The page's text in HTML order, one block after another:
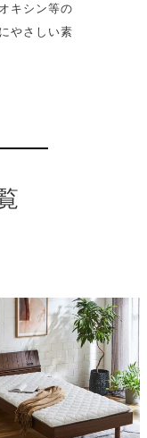
キシン等の
やさしい素